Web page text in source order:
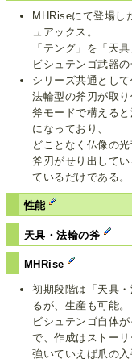
MHRiseにて登場し
ュアックス。
「テング」を「天
ビシュテンゴ武器の
シリーズ共通とし
法輪型の斧刃が取り
斧モードで構える
になっており、
どことなく仏像の光
斧刃がせり出して
ているだけである。
性能
天具・法輪の斧
MHRise
初期段階は「天具
るが、生産も可能。
ビシュテンゴ自体
で、作成はストーリ
強いていえば爪の